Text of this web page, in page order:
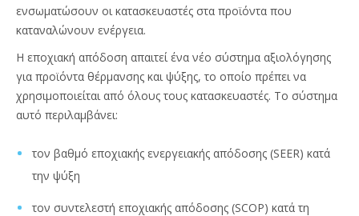
ενσωματώσουν οι κατασκευαστές στα προϊόντα που
καταναλώνουν ενέργεια.
Η εποχιακή απόδοση απαιτεί ένα νέο σύστημα αξιολόγησης
για προϊόντα θέρμανσης και ψύξης, το οποίο πρέπει να
χρησιμοποιείται από όλους τους κατασκευαστές. Το σύστημα
αυτό περιλαμβάνει:
τον βαθμό εποχιακής ενεργειακής απόδοσης (SEER) κατά
την ψύξη
τον συντελεστή εποχιακής απόδοσης (SCOP) κατά τη